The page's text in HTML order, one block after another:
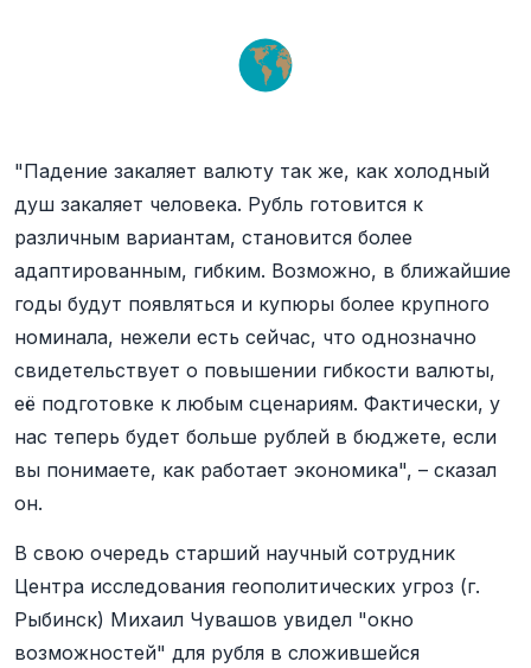
"Падение закаляет валюту так же, как холодный
душ закаляет человека. Рубль готовится к
различным вариантам, становится более
адаптированным, гибким. Возможно, в ближайшие
годы будут появляться и купюры более крупного
номинала, нежели есть сейчас, что однозначно
свидетельствует о повышении гибкости валюты,
её подготовке к любым сценариям. Фактически, у
нас теперь будет больше рублей в бюджете, если
вы понимаете, как работает экономика", – сказал
он.
В свою очередь старший научный сотрудник
Центра исследования геополитических угроз (г.
Рыбинск) Михаил Чувашов увидел "окно
возможностей" для рубля в сложившейся